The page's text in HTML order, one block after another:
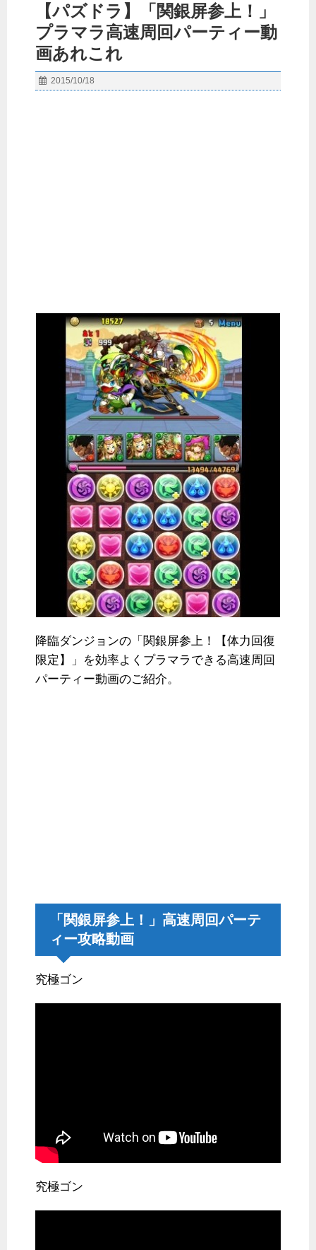
【パズドラ】「関銀屏参上！」
プラマラ高速周回パーティー動
画あれこれ
2015/10/18
降臨ダンジョンの「関銀屏参上！【体力回復
限定】」を効率よくプラマラできる高速周回
パーティー動画のご紹介。
「関銀屏参上！」高速周回パーテ
ィー攻略動画
究極ゴン
究極ゴン